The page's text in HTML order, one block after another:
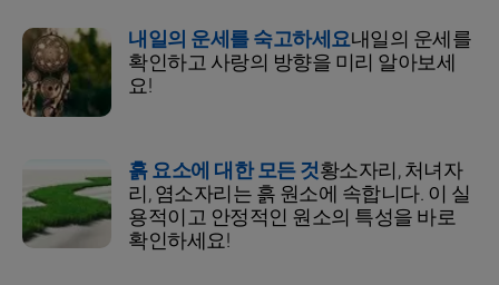
내일의 운세를 숙고하세요내일의 운세를
확인하고 사랑의 방향을 미리 알아보세
요!
흙 요소에 대한 모든 것황소자리, 처녀자
리, 염소자리는 흙 원소에 속합니다. 이 실
용적이고 안정적인 원소의 특성을 바로
확인하세요!